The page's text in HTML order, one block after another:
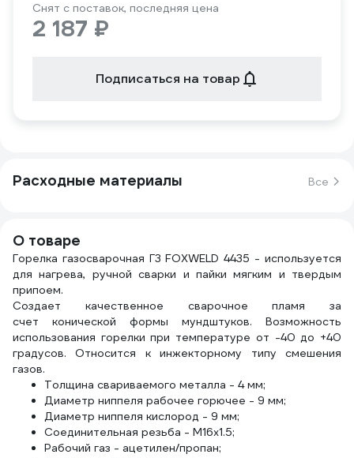
Снят с поставок, последняя цена
2 187 ₽
Подписаться на товар
Расходные материалы Все
О товаре
Горелка газосварочная Г3 FOXWELD 4435 - используется
для нагрева, ручной сварки и пайки мягким и твердым
припоем.
Создает качественное сварочное пламя за
счет конической формы мундштуков. Возможность
использования горелки при температуре от -40 до +40
градусов. Относится к инжекторному типу смешения
газов.
Толщина свариваемого металла - 4 мм;
Диаметр ниппеля рабочее горючее - 9 мм;
Диаметр ниппеля кислород - 9 мм;
Соединительная резьба - М16х1.5;
Рабочий газ - ацетилен/пропан;